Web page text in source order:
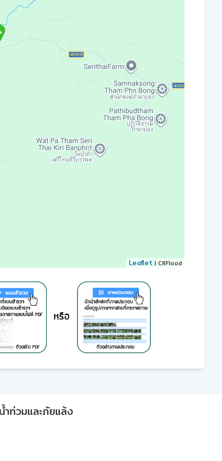
Leaflet | CRFlood
ำท่วมและภัยแล้ง